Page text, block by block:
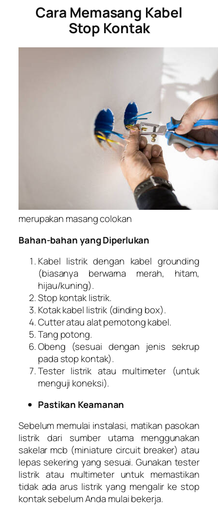
Cara Memasang Kabel
Stop Kontak
merupakan masang colokan
Bahan-bahan yang Diperlukan
Kabel listrik dengan kabel grounding
(biasanya berwarna merah, hitam,
hijau/kuning).
Stop kontak listrik.
Kotak kabel listrik (dinding box).
Cutter atau alat pemotong kabel.
Tang potong.
Obeng (sesuai dengan jenis sekrup
pada stop kontak).
Tester listrik atau multimeter (untuk
menguji koneksi).
Pastikan Keamanan
Sebelum memulai instalasi, matikan pasokan
listrik dari sumber utama menggunakan
sakelar mcb (miniature circuit breaker) atau
lepas sekering yang sesuai. Gunakan tester
listrik atau multimeter untuk memastikan
tidak ada arus listrik yang mengalir ke stop
kontak sebelum Anda mulai bekerja.